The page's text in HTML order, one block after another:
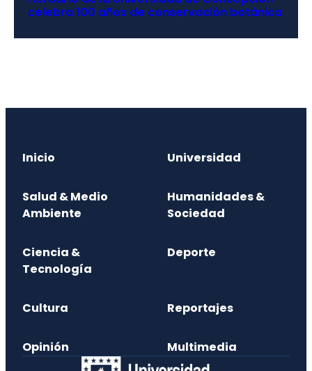
celebra 100 años de conservación botánica
Inicio Universidad
Salud & Medio
Ambiente
Humanidades &
Sociedad
Ciencia &
Tecnología
Deporte
Cultura Reportajes
Opinión Multimedia